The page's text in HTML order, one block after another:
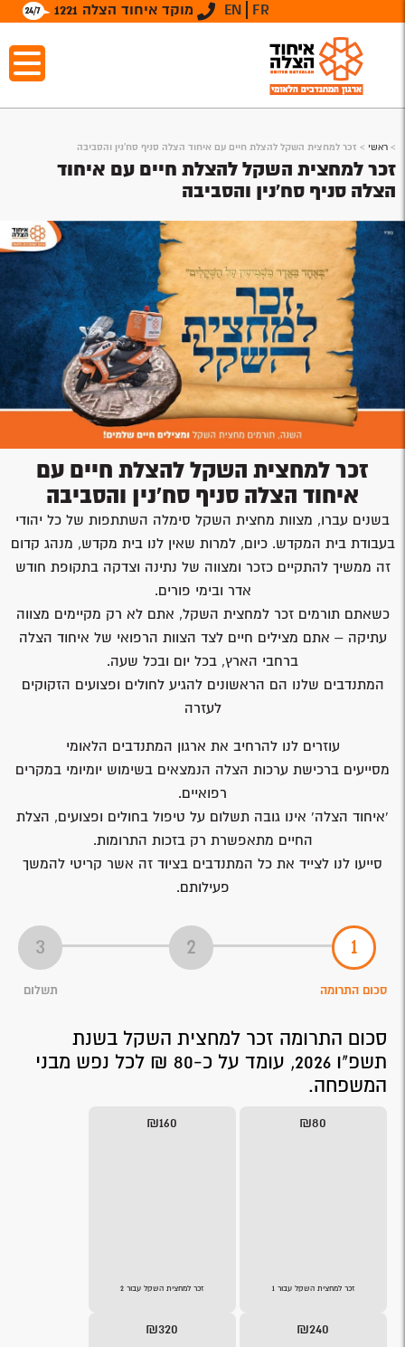
מוקד איחוד הצלה 1221 EN FR
> ראשי > זכר למחצית השקל להצלת חיים עם איחוד הצלה סניף סח'נין והסביבה
זכר למחצית השקל להצלת חיים עם איחוד
הצלה סניף סח'נין והסביבה
זכר למחצית השקל להצלת חיים עם
איחוד הצלה סניף סח'נין והסביבה
בשנים עברו, מצוות מחצית השקל סימלה השתתפות של כל יהודי
בעבודת בית המקדש. כיום, למרות שאין לנו בית מקדש, מנהג קדום
זה ממשיך להתקיים כזכר ומצווה של נתינה וצדקה בתקופת חודש
אדר ובימי פורים.
כשאתם תורמים זכר למחצית השקל, אתם לא רק מקיימים מצווה
עתיקה – אתם מצילים חיים לצד הצוות הרפואי של איחוד הצלה
ברחבי הארץ, בכל יום ובכל שעה.
המתנדבים שלנו הם הראשונים להגיע לחולים ופצועים הזקוקים
לעזרה
עוזרים לנו להרחיב את ארגון המתנדבים הלאומי
מסייעים ברכישת ערכות הצלה הנמצאים בשימוש יומיומי במקרים
רפואיים.
'איחוד הצלה' אינו גובה תשלום על טיפול בחולים ופצועים, הצלת
החיים מתאפשרת רק בזכות התרומות.
סייעו לנו לצייד את כל המתנדבים בציוד זה אשר קריטי להמשך
פעילותם.
סכום התרומה תשלום
סכום התרומה זכר למחצית השקל בשנת
תשפ"ו 2026, עומד על כ-80 ₪ לכל נפש מבני
המשפחה.
₪80
זכר למחצית השקל עבור 1
₪160
זכר למחצית השקל עבור 2
₪240
₪320